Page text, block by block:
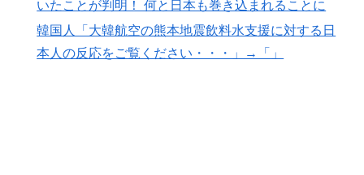
火山の兆し＝韓国の反応
▶ ワイ「飯食う前にうんちしたろ！（ﾌﾞﾘｯw）」
いたことが判明！ 何と日本も巻き込まれることに
韓国人「大韓航空の熊本地震飲料水支援に対する日
本人の反応をご覧ください・・・」→「」